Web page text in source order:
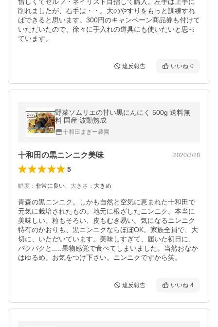
削れましたが、右手は・・。大のやすりをもっと訓練すれ
ばできると思います。300円のキャンペーン商品券も付けて
いただいたので、徐々に手入れの道具にも使いたいと思っ
ています。
違反報告 いいね 0
野菜ソムリエの甘い黒にんにく 500g 送料無
料 国産 波動熟成
十和田まぎー農園
十和田の黒ニンニク美味 2020/3/28
5
鮮度 ： 非常に良い、 大きさ ： 大きめ
青森の黒ニンニク。しかも自然と空気に恵まれた十和田で
元気に栽培されたもの。地元に根ざしたニンニク。本当に
美味しい。粒もそろい、皮もむき易い。気になるニンニク
特有のかおりも、黒ニンニクならほぼOK。家族全員で、大
切に、いただいています。美味しすぎて、届いた初日に、
パクパクと.....果物感覚で食べてしまいました。当然おなか
はゆるめ。お気をつけ下さい。ニンニクですから笑。
違反報告 いいね 4